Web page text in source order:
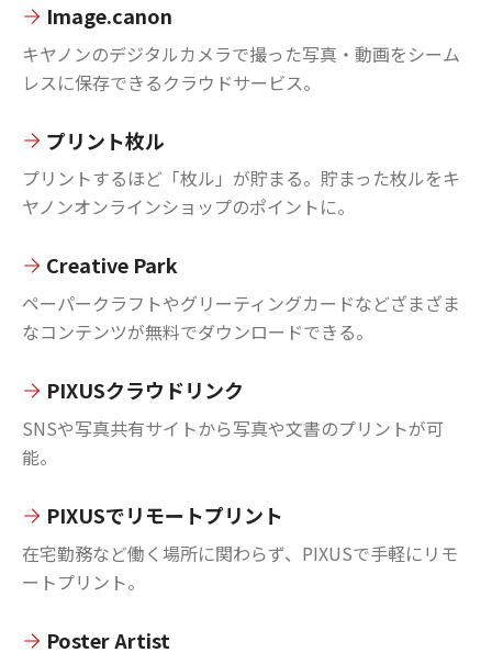
Image.canon
キヤノンのデジタルカメラで撮った写真・動画をシーム
レスに保存できるクラウドサービス。
プリント枚ル
プリントするほど「枚ル」が貯まる。貯まった枚ルをキ
ヤノンオンラインショップのポイントに。
Creative Park
ペーパークラフトやグリーティングカードなどざまざま
なコンテンツが無料でダウンロードできる。
PIXUSクラウドリンク
SNSや写真共有サイトから写真や文書のプリントが可
能。
PIXUSでリモートプリント
在宅勤務など働く場所に関わらず、PIXUSで手軽にリモ
ートプリント。
Poster Artist